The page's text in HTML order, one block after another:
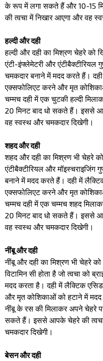
के रूप में लगा सकते हैं और 10-15
की त्वचा में निखार आएगा और वह
हल्दी और दही
हल्दी और दही का मिश्रण चेहरे को
एंटी-इंफ्लेमेटरी और एंटीबैक्टीरियल
चमकदार बनाने में मदद करते हैं।
एक्सफोलिएट करने और मृत
चम्मच दही में एक चुटकी हल्दी
20 मिनट बाद धो सकते हैं। इससे
वह स्वस्थ और चमकदार दिखेगी।
शहद और दही
शहद और दही का मिश्रण भी चेहरे
एंटीबैक्टीरियल और मॉइस्चराइजिंग
बनाने में मदद करते हैं। दही में
एक्सफोलिएट करने और मृत
चम्मच दही में एक चम्मच शहद
20 मिनट बाद धो सकते हैं। इससे
वह स्वस्थ और चमकदार दिखेगी।
नींबू और दही
नींबू और दही का मिश्रण भी चेहरे
विटामिन सी होता है जो त्वचा को
मदद करता है। दही में लैक्टिक
और मृत कोशिकाओं को हटाने में
नींबू के रस की मिलाकर अपने चेहरे
सकते हैं। इससे आपके चेहरे की
चमकदार दिखेगी।
बेसन और दही